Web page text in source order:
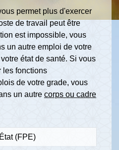
permet plus d'exercer
de travail peut être
est impossible, vous
un autre emploi de votre
état de santé. Si vous
les fonctions
de votre grade, vous
un autre corps ou cadre
(FPE)